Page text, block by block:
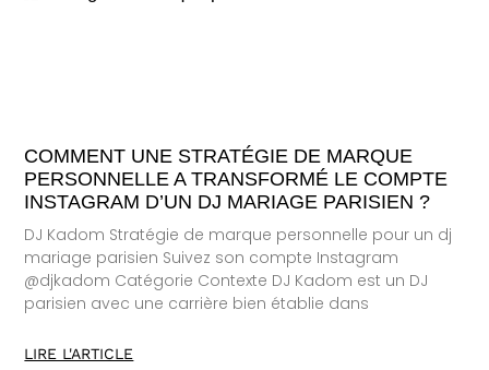
COMMENT UNE STRATÉGIE DE MARQUE
PERSONNELLE A TRANSFORMÉ LE COMPTE
INSTAGRAM D’UN DJ MARIAGE PARISIEN ?
DJ Kadom Stratégie de marque personnelle pour un dj
mariage parisien Suivez son compte Instagram
@djkadom Catégorie Contexte DJ Kadom est un DJ
parisien avec une carrière bien établie dans
LIRE L'ARTICLE